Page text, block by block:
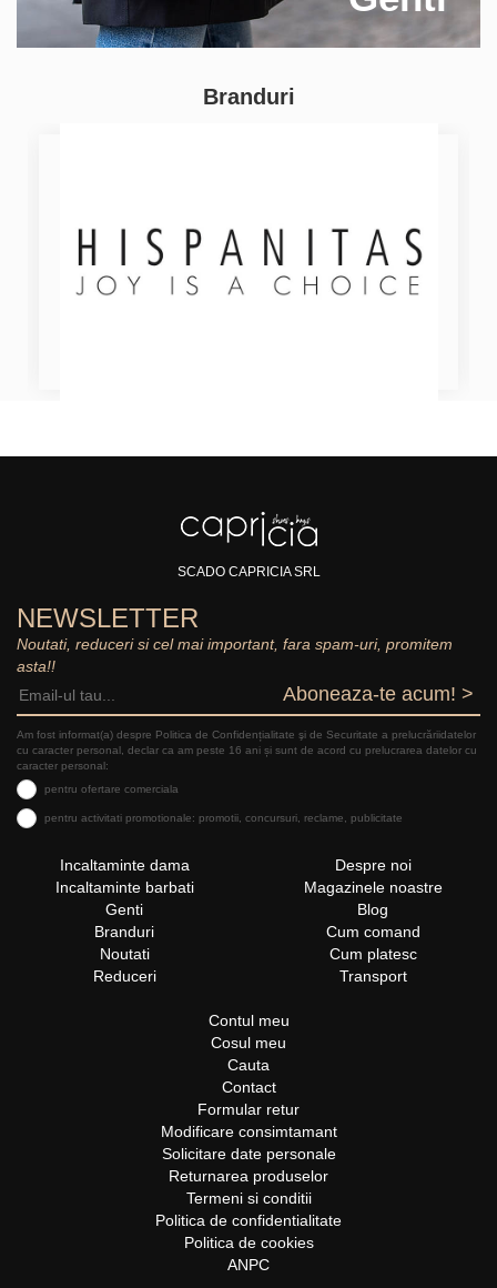
Branduri
SCADO CAPRICIA SRL
NEWSLETTER
Noutati, reduceri si cel mai important, fara spam-uri, promitem
asta!!
Aboneaza-te acum! >
Am fost informat(a) despre Politica de Confidențialitate şi de Securitate a prelucrăriidatelor
cu caracter personal, declar ca am peste 16 ani și sunt de acord cu prelucrarea datelor cu
caracter personal:
pentru ofertare comerciala
pentru activitati promotionale: promotii, concursuri, reclame, publicitate
Incaltaminte dama
Incaltaminte barbati
Genti
Branduri
Noutati
Reduceri
Despre noi
Magazinele noastre
Blog
Cum comand
Cum platesc
Transport
Contul meu
Cosul meu
Cauta
Contact
Formular retur
Modificare consimtamant
Solicitare date personale
Returnarea produselor
Termeni si conditii
Politica de confidentialitate
Politica de cookies
ANPC